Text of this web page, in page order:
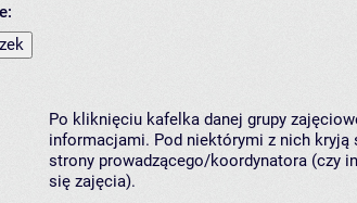
Po kliknięciu kafelka danej grupy
informacjami. Pod niektórymi z nich
strony prowadzącego/koordynatora (czy
się zajęcia).